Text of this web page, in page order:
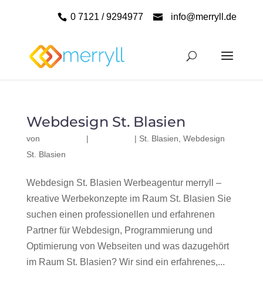
0 7121 / 9294977 info@merryll.de
Webdesign St. Blasien
von | | St. Blasien Webdesign
St. Blasien
Webdesign St. Blasien Werbeagentur merryll –
kreative Werbekonzepte im Raum St. Blasien Sie
suchen einen professionellen und erfahrenen
Partner für Webdesign, Programmierung und
Optimierung von Webseiten und was dazugehört
im Raum St. Blasien? Wir sind ein erfahrenes,...